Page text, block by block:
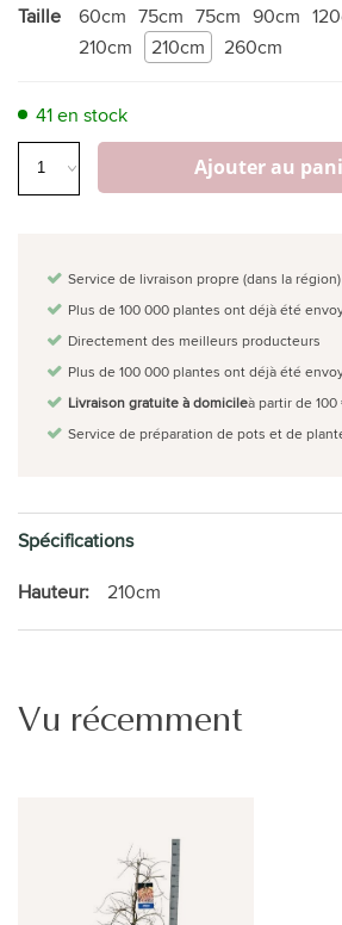
Taille 75cm
60cm
75cm
210cm
90cm
210cm
260cm
41 en stock
Ajouter au
Service de livraison propre (dans la région)
Plus de 100 000 plantes ont déjà été
Directement des meilleurs producteurs
Plus de 100 000 plantes ont déjà été
Livraison gratuite à domicileà partir de
Service de préparation de pots et de
Spécifications
Hauteur:
210cm
Vu récemment